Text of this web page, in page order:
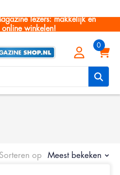
lezers: makkelijk en
online winkelen!
Sorteren op Meest bekeken